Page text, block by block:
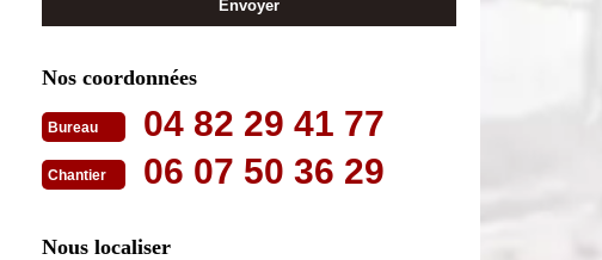
Nos coordonnées
Bureau 04 82 29 41 77
Chantier 06 07 50 36 29
Nous localiser